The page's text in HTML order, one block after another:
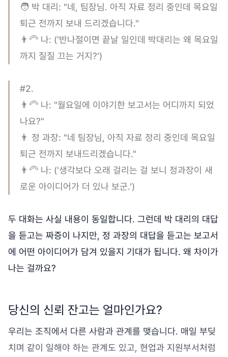
🧑 박 대리: "네, 팀장님. 아직 자료 정리 중인데 목요일
퇴근 전까지 보내 드리겠습니다."
👨‍🦳 나: ('반나절이면 끝날 일인데 박대리는 왜 목요일
까지 질질 끄는 거지?')
#2.
👨‍🦳 나: "월요일에 이야기한 보고서는 어디까지 되었
나요?"
👨 정 과장: "네 팀장님, 아직 자료 정리 중인데 목요일
퇴근 전까지 보내드리겠습니다."
👨‍🦳 나: ('생각보다 오래 걸리는 걸 보니 정과장이 새
로운 아이디어가 더 있나 보군.')
두 대화는 사실 내용이 동일합니다. 그런데 박 대리의 대답
을 듣고는 짜증이 나지만, 정 과장의 대답을 듣고는 보고서
에 어떤 아이디어가 담겨 있을지 기대가 됩니다. 왜 차이가
나는 걸까요?
당신의 신뢰 잔고는 얼마인가요?
우리는 조직에서 다른 사람과 관계를 맺습니다. 매일 부딪
치며 같이 일해야 하는 관계도 있고, 현업과 지원부서처럼